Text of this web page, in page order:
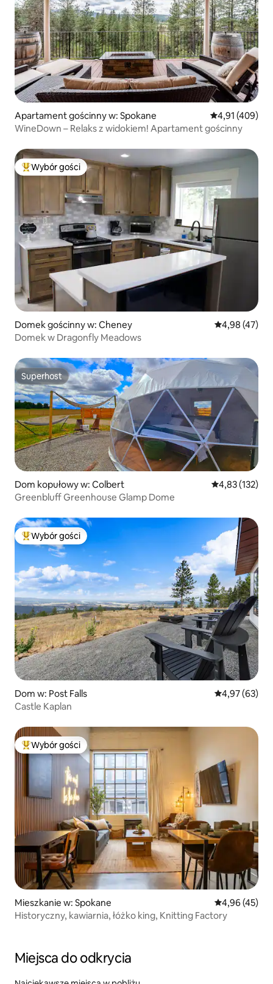
Apartament gościnny w: Spokane Średnia
4,91 (409)
WineDown – Relaks z widokiem! Apartament gościnny
Najpopularniejsze z kategorii Wybór gości
Wybór gości
Domek gościnny w: Cheney Średnia
4,98 (47)
Domek w Dragonfly Meadows
Superhost
Superhost
Dom kopułowy w: Colbert Średnia
4,83 (132)
Greenbluff Greenhouse Glamp Dome
Najpopularniejsze z kategorii Wybór gości
Wybór gości
Dom w: Post Falls Średnia
4,97 (63)
Castle Kaplan
Najpopularniejsze z kategorii Wybór gości
Wybór gości
Mieszkanie w: Spokane Średnia
4,96 (45)
Historyczny, kawiarnia, łóżko king, Knitting Factory
Miejsca do odkrycia